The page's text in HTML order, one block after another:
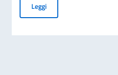
LeggiElezioni dei COMITES